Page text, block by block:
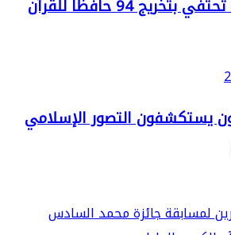
جيما الإثيوبية تحتفي بتخريج 94 حافظًا للقرآن
التصور الإسلامي